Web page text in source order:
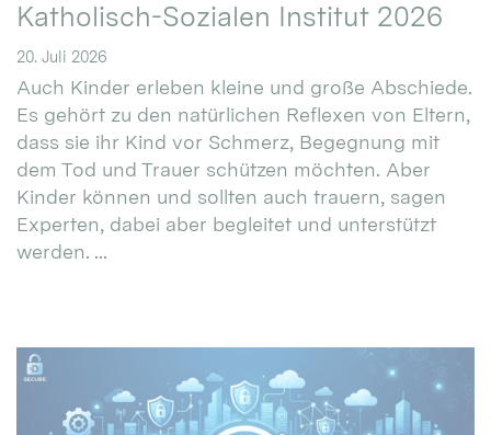
Katholisch-Sozialen Institut 2026
20. Juli 2026
Auch Kinder erleben kleine und große Abschiede.
Es gehört zu den natürlichen Reflexen von Eltern,
dass sie ihr Kind vor Schmerz, Begegnung mit
dem Tod und Trauer schützen möchten. Aber
Kinder können und sollten auch trauern, sagen
Experten, dabei aber begleitet und unterstützt
werden. ...